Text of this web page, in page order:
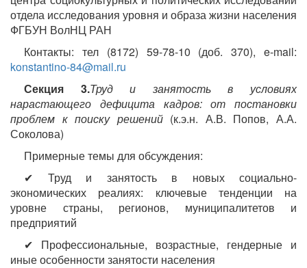
отдела исследования уровня и образа жизни населения
ФГБУН ВолНЦ РАН
Контакты: тел (8172) 59-78-10 (доб. 370), e-mail:
konstantino-84@mail.ru
Секция 3.Труд и занятость в условиях
нарастающего дефицита кадров: от постановки
проблем к поиску решений(к.э.н. А.В. Попов, А.А.
Соколова)
Примерные темы для обсуждения:
✔ Труд и занятость в новых социально-
экономических реалиях: ключевые тенденции на
уровне страны, регионов, муниципалитетов и
предприятий
✔ Профессиональные, возрастные, гендерные и
иные особенности занятости населения